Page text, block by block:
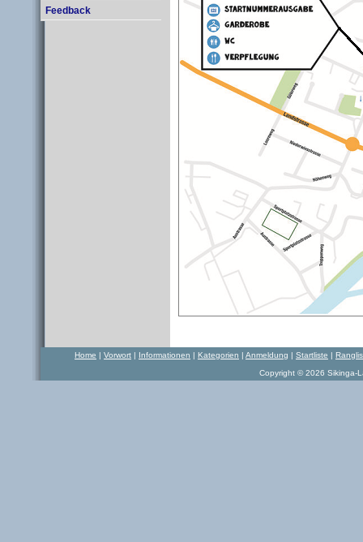
Feedback
Home | Vorwort | Informationen | Kategorien | Anmeldung | Startliste |
Copyright © 2026 Sikinga-